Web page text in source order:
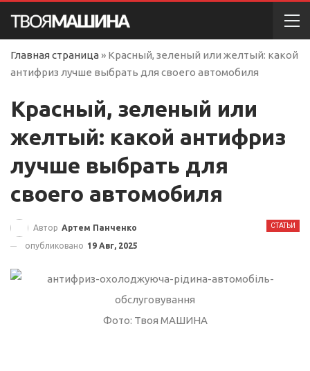
Главная страница » Красный, зеленый или желтый: какой
антифриз лучше выбрать для своего автомобиля
Красный, зеленый или
желтый: какой антифриз
лучше выбрать для
своего автомобиля
СТАТЬИ
Автор Артем Панченко
опубликовано 19 Авг, 2025
Фото: Твоя МАШИНА